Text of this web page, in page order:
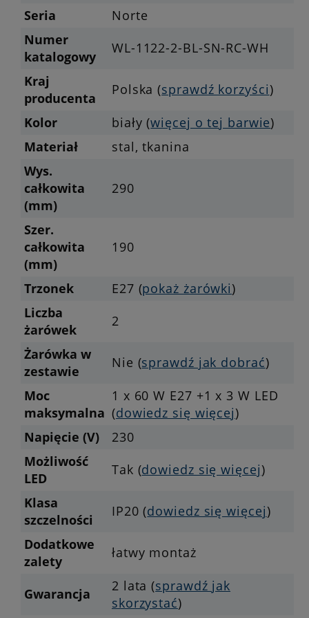
Seria
Norte
Numer
katalogowy
WL-1122-2-BL-SN-RC-WH
Kraj
producenta
Polska (sprawdź korzyści)
Kolor
biały (więcej o tej barwie)
Materiał
stal, tkanina
Wys.
całkowita
(mm)
290
Szer.
całkowita
(mm)
190
Trzonek E27 (pokaż żarówki)
Liczba
żarówek
2
Żarówka w
zestawie
Nie (sprawdź jak dobrać)
Moc
maksymalna
1 x 60 W E27 +1 x 3 W LED
(dowiedz się więcej)
Napięcie (V)
230
Możliwość
LED
Tak (dowiedz się więcej)
Klasa
szczelności
IP20 (dowiedz się więcej)
Dodatkowe
zalety
łatwy montaż
Gwarancja 2 lata (sprawdź jak
skorzystać)